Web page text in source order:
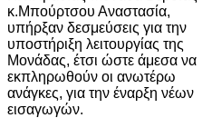
κ.Μπούρτσου Αναστασία,
υπήρξαν δεσμεύσεις για την
υποστήριξη λειτουργίας της
Μονάδας, έτσι ώστε άμεσα να
εκπληρωθούν οι ανωτέρω
ανάγκες, για την έναρξη νέων
εισαγωγών.